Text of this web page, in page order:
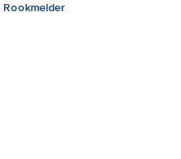
Rookmelder